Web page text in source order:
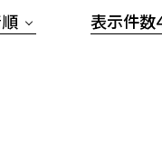
表示件数